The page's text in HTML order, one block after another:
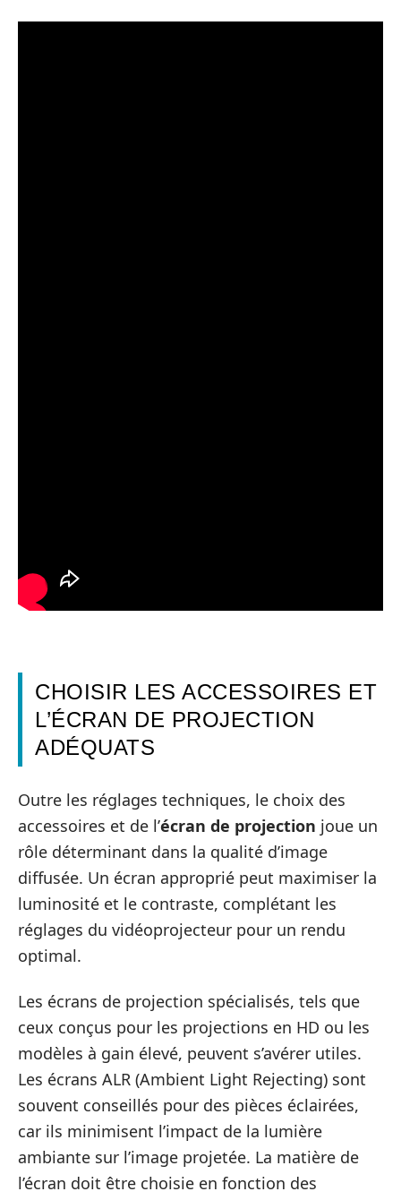
CHOISIR LES ACCESSOIRES ET
L’ÉCRAN DE PROJECTION
ADÉQUATS
Outre les réglages techniques, le choix des
accessoires et de l’écran de projection joue un
rôle déterminant dans la qualité d’image
diffusée. Un écran approprié peut maximiser la
luminosité et le contraste, complétant les
réglages du vidéoprojecteur pour un rendu
optimal.
Les écrans de projection spécialisés, tels que
ceux conçus pour les projections en HD ou les
modèles à gain élevé, peuvent s’avérer utiles.
Les écrans ALR (Ambient Light Rejecting) sont
souvent conseillés pour des pièces éclairées,
car ils minimisent l’impact de la lumière
ambiante sur l’image projetée. La matière de
l’écran doit être choisie en fonction des